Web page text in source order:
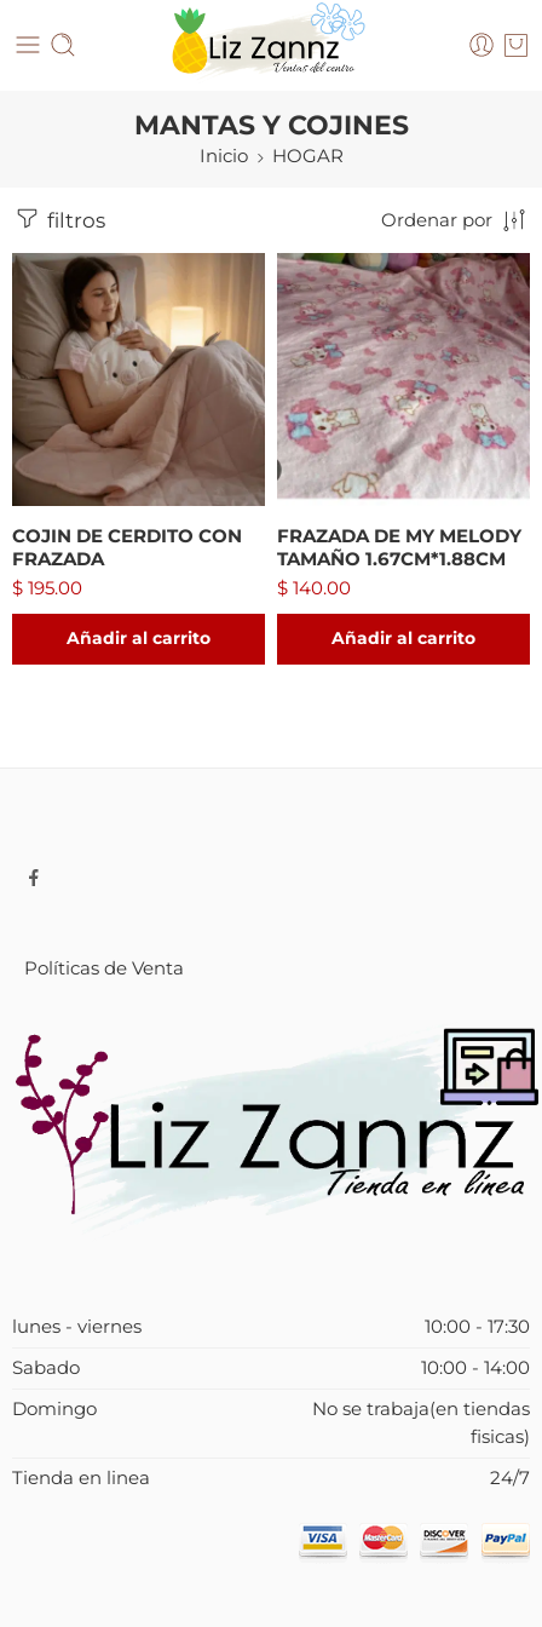
MANTAS Y COJINES
Inicio HOGAR
filtros Ordenar por
COJIN DE CERDITO CON
FRAZADA
$ 195.00
Añadir al carrito
FRAZADA DE MY MELODY
TAMAÑO 1.67CM*1.88CM
$ 140.00
Añadir al carrito
Políticas de Venta
lunes - viernes
10:00 - 17:30
Sabado
10:00 - 14:00
Domingo
No se trabaja(en tiendas
fisicas)
Tienda en linea
24/7